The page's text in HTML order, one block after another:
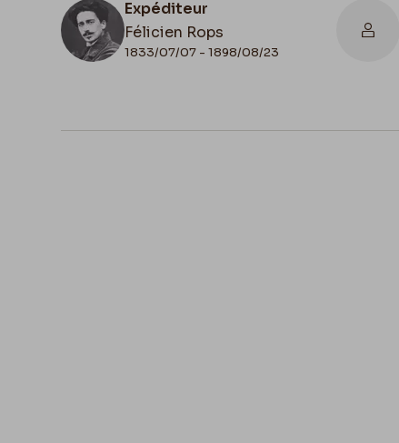
Expéditeur
Félicien Rops
1833/07/07 - 1898/08/23